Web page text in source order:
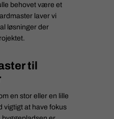
behovet være et
laver vi
løsninger der
til
en stor eller en lille
vigtigt at have fokus